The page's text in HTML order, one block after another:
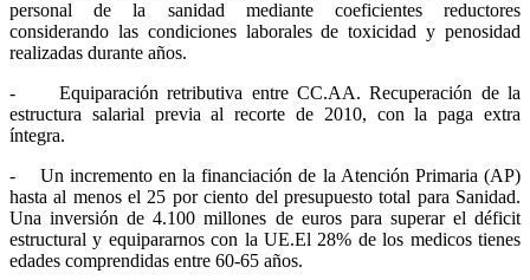
personal de la sanidad mediante coeficientes reductores
considerando las condiciones laborales de toxicidad y penosidad
realizadas durante años.
- Equiparación retributiva entre CC.AA. Recuperación de la
estructura salarial previa al recorte de 2010, con la paga extra
íntegra.
- Un incremento en la financiación de la Atención Primaria (AP)
hasta al menos el 25 por ciento del presupuesto total para Sanidad.
Una inversión de 4.100 millones de euros para superar el déficit
estructural y equipararnos con la UE.El 28% de los medicos tienes
edades comprendidas entre 60-65 años.